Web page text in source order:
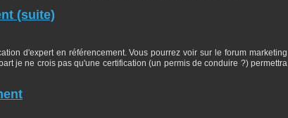
(suite)
d'expert en référencement. Vous pourrez voir sur le forum marketing
je ne crois pas qu'une certification (un permis de conduire ?) permettra